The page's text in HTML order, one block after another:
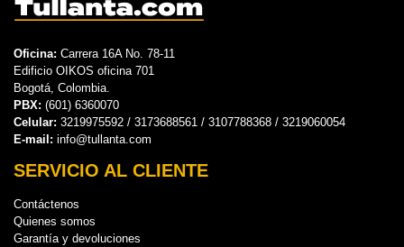
Oficina: Carrera 16A No. 78-11
Edificio OIKOS oficina 701
Bogotá, Colombia.
PBX: (601) 6360070
Celular: 3219975592 / 3173688561 / 3107788368 / 3219060054
E-mail: info@tullanta.com
SERVICIO AL CLIENTE
Contáctenos
Quienes somos
Garantía y devoluciones